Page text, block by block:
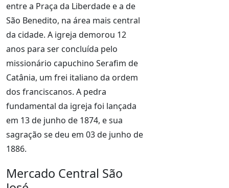
entre a Praça da Liberdade e a de
São Benedito, na área mais central
da cidade. A igreja demorou 12
anos para ser concluída pelo
missionário capuchino Serafim de
Catânia, um frei italiano da ordem
dos franciscanos. A pedra
fundamental da igreja foi lançada
em 13 de junho de 1874, e sua
sagração se deu em 03 de junho de
1886.
Mercado Central São